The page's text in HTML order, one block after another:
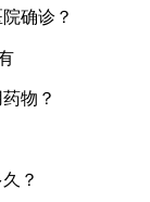
确诊？
物？
？